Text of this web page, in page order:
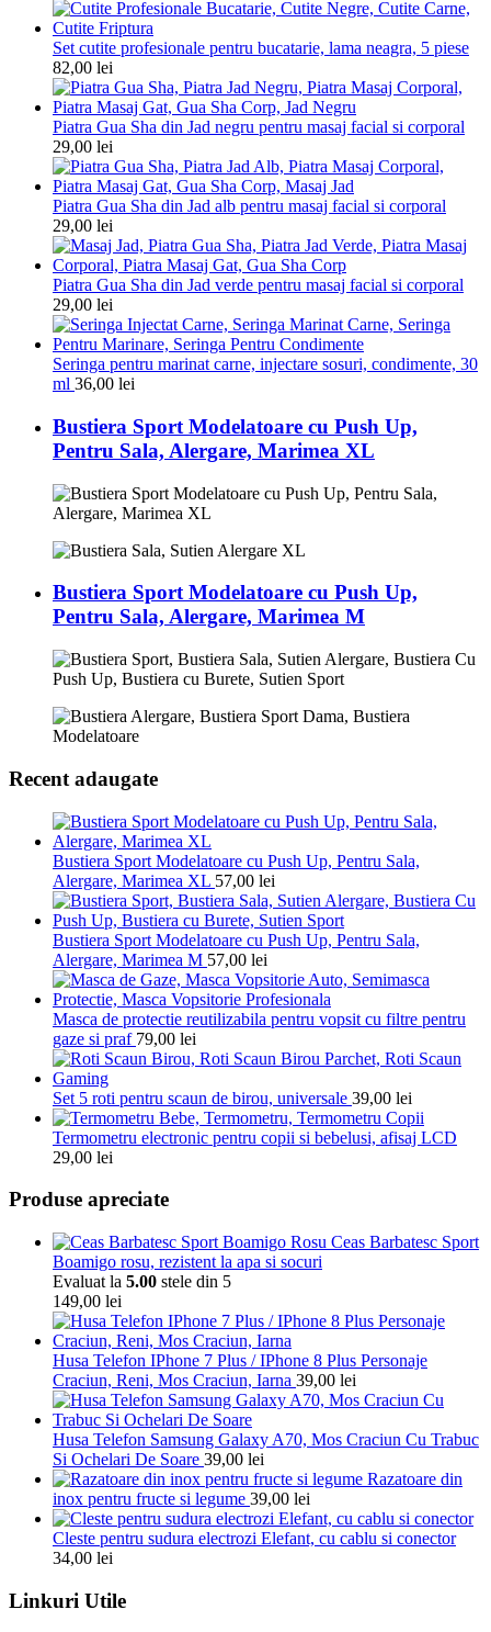
Set cutite profesionale pentru bucatarie, lama neagra, 5 piese
82,00 lei
Piatra Gua Sha din Jad negru pentru masaj facial si corporal
29,00 lei
Piatra Gua Sha din Jad alb pentru masaj facial si corporal
29,00 lei
Piatra Gua Sha din Jad verde pentru masaj facial si corporal
29,00 lei
Seringa pentru marinat carne, injectare sosuri, condimente, 30
ml 36,00 lei
Bustiera Sport Modelatoare cu Push Up,
Pentru Sala, Alergare, Marimea XL
Bustiera Sport Modelatoare cu Push Up,
Pentru Sala, Alergare, Marimea M
Recent adaugate
Bustiera Sport Modelatoare cu Push Up, Pentru Sala,
Alergare, Marimea XL 57,00 lei
Bustiera Sport Modelatoare cu Push Up, Pentru Sala,
Alergare, Marimea M 57,00 lei
Masca de protectie reutilizabila pentru vopsit cu filtre pentru
gaze si praf 79,00 lei
Set 5 roti pentru scaun de birou, universale 39,00 lei
Termometru electronic pentru copii si bebelusi, afisaj LCD
29,00 lei
Produse apreciate
Ceas Barbatesc Sport
Boamigo rosu, rezistent la apa si socuri
Evaluat la 5.00 stele din 5
149,00 lei
Husa Telefon IPhone 7 Plus / IPhone 8 Plus Personaje
Craciun, Reni, Mos Craciun, Iarna 39,00 lei
Husa Telefon Samsung Galaxy A70, Mos Craciun Cu Trabuc
Si Ochelari De Soare 39,00 lei
Razatoare din
inox pentru fructe si legume 39,00 lei
Cleste pentru sudura electrozi Elefant, cu cablu si conector
34,00 lei
Linkuri Utile